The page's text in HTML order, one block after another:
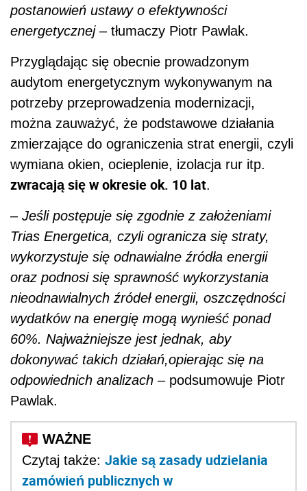
postanowień ustawy o efektywności
energetycznej– tłumaczy Piotr Pawlak.
Przyglądając się obecnie prowadzonym
audytom energetycznym wykonywanym na
potrzeby przeprowadzenia modernizacji,
można zauważyć, że podstawowe działania
zmierzające do ograniczenia strat energii, czyli
wymiana okien, ocieplenie, izolacja rur itp.
zwracają się w okresie ok. 10 lat.
– Jeśli postępuje się zgodnie z założeniami
Trias Energetica, czyli ogranicza się straty,
wykorzystuje się odnawialne źródła energii
oraz podnosi się sprawność wykorzystania
nieodnawialnych źródeł energii, oszczędności
wydatków na energię mogą wynieść ponad
60%. Najważniejsze jest jednak, aby
dokonywać takich działań,opierając się na
odpowiednich analizach – podsumowuje Piotr
Pawlak.
Czytaj także: Jakie są zasady udzielania
zamówień publicznych w